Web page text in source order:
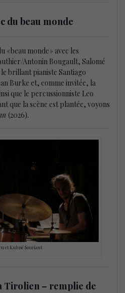
du beau monde
beau monde » avec les
Antonin Bougault, Salomé
brillant pianiste Santiago
Burke et, comme invitée, la
que le percussionniste Leo
que la scène est plantée, voyons
(2026).
et Kulusé Souriant
Tirolien – remplie de